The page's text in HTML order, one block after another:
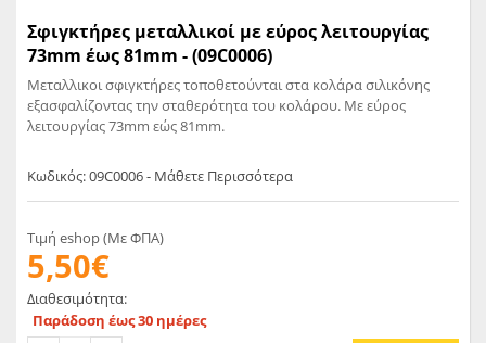
Σφιγκτήρες μεταλλικοί με εύρος λειτουργίας
73mm έως 81mm - (09C0006)
Μεταλλικοι σφιγκτήρες τοποθετούνται στα κολάρα σιλικόνης
εξασφαλίζοντας την σταθερότητα του κολάρου. Με εύρος
λειτουργίας 73mm εώς 81mm.
Κωδικός: 09C0006 - Μάθετε Περισσότερα
Τιμή eshop (Με ΦΠΑ)
5,50€
Διαθεσιμότητα:
Παράδοση έως 30 ημέρες